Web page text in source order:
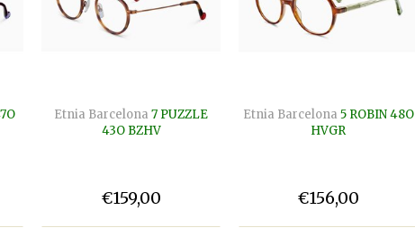
Etnia Barcelona 7 PUZZLE
43O BZHV
€159,00
Etnia Barcelona 5 ROBIN 48O
HVGR
€156,00